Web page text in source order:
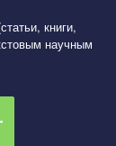
книги,
научным